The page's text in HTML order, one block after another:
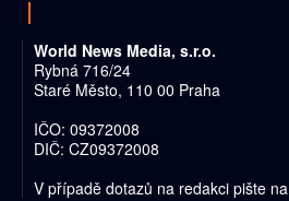
World News Media, s.r.o.
Rybná 716/24
Staré Město, 110 00 Praha
IČO: 09372008
DIČ: CZ09372008
V případě dotazů na redakci pište na